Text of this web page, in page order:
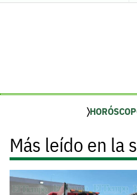
Más leído en la